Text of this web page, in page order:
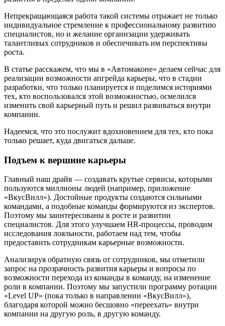
Непрекращающаяся работа такой системы отражает не только
индивидуальное стремление к профессиональному развитию
специалистов, но и желание организации удерживать
талантливых сотрудников и обеспечивать им перспективы
роста.
В статье расскажем, что мы в «Автомаконе» делаем сейчас для
реализации возможности апгрейда карьеры, что в стадии
разработки, что только планируется и поделимся историями
тех, кто воспользовался этой возможностью, осмелился
изменить свой карьерный путь и решил развиваться внутри
компании.
Надеемся, что это послужит вдохновением для тех, кто пока
только решает, куда двигаться дальше.
Подъем к вершине карьеры
Главный наш драйв — создавать крутые сервисы, которыми
пользуются миллионы людей (например, приложение
«ВкусВилл»). Достойные продукты создаются сильными
командами, а подобные команды формируются из экспертов.
Поэтому мы заинтересованы в росте и развитии
специалистов. Для этого улучшаем HR-процессы, проводим
исследования лояльности, работаем над тем, чтобы
предоставить сотрудникам карьерные возможности.
Анализируя обратную связь от сотрудников, мы отметили
запрос на прозрачность развития карьеры и вопросы по
возможности перехода из команды в команду, на изменение
роли в компании. Поэтому мы запустили программу ротации
«Level UP» (пока только в направлении «ВкусВилл»),
благодаря которой можно бесшовно «переехать»‎ внутри
компании на другую роль, в другую команду.